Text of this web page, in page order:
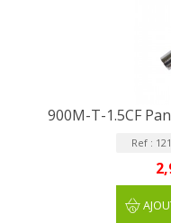
900M-T-1.5CF
Ref :